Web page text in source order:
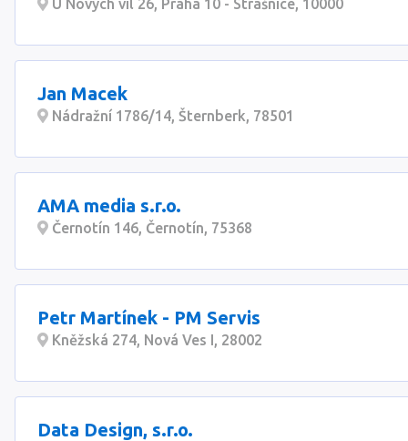
U Nových vil 26, Praha 10 - Strašnice, 10000
Jan Macek
Nádražní 1786/14, Šternberk, 78501
AMA media s.r.o.
Černotín 146, Černotín, 75368
Petr Martínek - PM Servis
Kněžská 274, Nová Ves I, 28002
Data Design, s.r.o.